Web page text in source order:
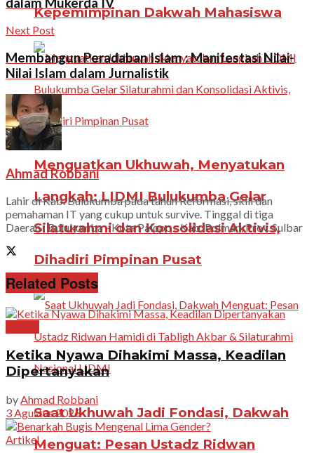
Kepemimpinan Dakwah Mahasiswa
Menguatkan Ukhuwah, Menyatukan
Langkah: LIDMI Bulukumba Gelar
Silaturahmi dan Konsolidasi Aktivis,
Dihadiri Pimpinan Pusat
Saat Ukhuwah Jadi Fondasi, Dakwah
Menguat: Pesan Ustadz Ridwan
Next Post
Membangun Peradaban Islam : Manifestasi Nilai-
Nilai Islam dalam Jurnalistik
Ahmad Robbani
Lahir di Kab. Bulukumba pada tahun Reformasi, skill dan
pemahaman IT yang cukup untuk survive. Tinggal di tiga
Daerah : Bulukumba - Kota Palopo - Kab. Polman, Prov. Sulbar
Related Posts
Ketika Nyawa Dihakimi Massa, Keadilan
Dipertanyakan
by Ahmad Robbani
3 Agustus 2026
Artikel